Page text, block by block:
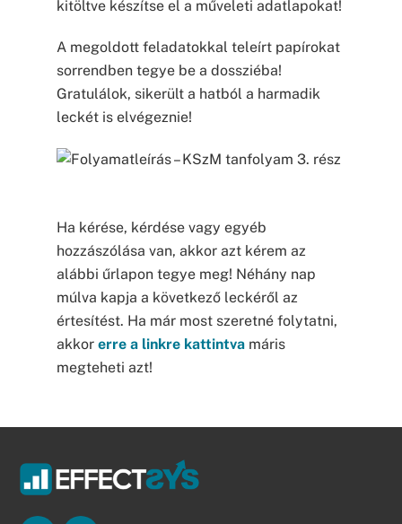
kitöltve készítse el a műveleti adatlapokat!
A megoldott feladatokkal teleírt papírokat
sorrendben tegye be a dossziéba!
Gratulálok, sikerült a hatból a harmadik
leckét is elvégeznie!
Ha kérése, kérdése vagy egyéb
hozzászólása van, akkor azt kérem az
alábbi űrlapon tegye meg! Néhány nap
múlva kapja a következő leckéről az
értesítést. Ha már most szeretné folytatni,
akkor erre a linkre kattintvamáris
megteheti azt!